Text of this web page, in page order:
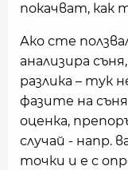
покачват, как
Ако сте
анализира
разлика – тук
фазите на
оценка,
случай - напр.
точки и е с